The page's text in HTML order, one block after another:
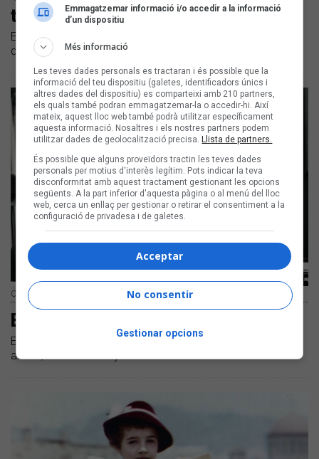
total' de la Cançó
El músic és un dels personatges més singulars que ha
donat la Cançó | Va morir a Palma avui fa 25 anys
Ovidi Montllor | Juan Miguel Morales
El Barnasants enyora l'Ovidi
El festival de cançó d'autor homenatja la figura del cantant
alcoià, mort fa 25 anys
Emmagatzemar informació i/o accedir a la informació
d’un dispositiu
Més informació
Les teves dades personals es tractaran i és possible que la
informació del teu dispositiu (galetes, identificadors únics i
altres dades del dispositiu) es comparteixi amb 210 partners,
els quals també podran emmagatzemar-la o accedir-hi. Així
mateix, aquest lloc web també podrà utilitzar específicament
aquesta informació. Nosaltres i els nostres partners podem
utilitzar dades de geolocalització precisa.Llista de partners.
És possible que alguns proveïdors tractin les teves dades
personals per motius d'interès legítim. Pots indicar la teva
disconformitat amb aquest tractament gestionant les opcions
següents. A la part inferior d'aquesta pàgina o al menú del lloc
web, cerca un enllaç per gestionar o retirar el consentiment a la
configuració de privadesa i de galetes.
Acceptar
No consentir
Gestionar opcions